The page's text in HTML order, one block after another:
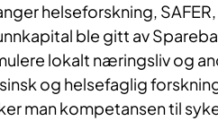
helseforskning,
ble gitt av
lokalt næringsliv og
og helsefaglig
man kompetansen til